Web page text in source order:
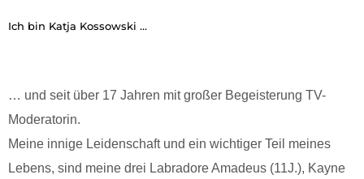
Ich bin Katja Kossowski …
… und seit über 17 Jahren mit großer Begeisterung TV-
Moderatorin.
Meine innige Leidenschaft und ein wichtiger Teil meines
Lebens, sind meine drei Labradore Amadeus (11J.), Kayne